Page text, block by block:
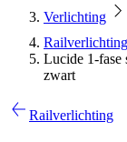
Verlichting
Railverlichting
Lucide 1-fase
zwart
Railverlichting